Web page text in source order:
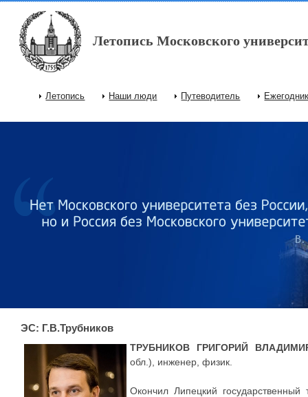
Перейти к основному содержанию
Летопись Московского
Главное меню
Летопись Наши люди Путеводитель
ЭС: Г.В.Трубников
ТРУБНИКОВ ГРИГОРИЙ
обл.), инженер, физик.
Окончил Липецкий государственный